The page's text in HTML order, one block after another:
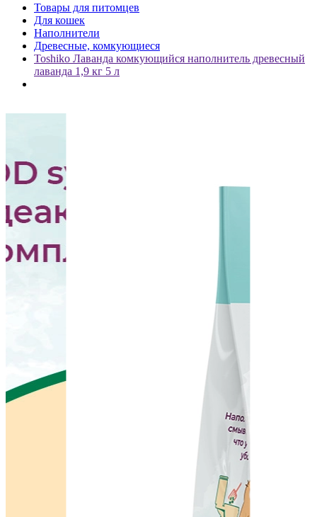
Товары для питомцев
Для кошек
Наполнители
Древесные, комкующиеся
Toshiko Лаванда комкующийся наполнитель древесный
лаванда 1,9 кг 5 л